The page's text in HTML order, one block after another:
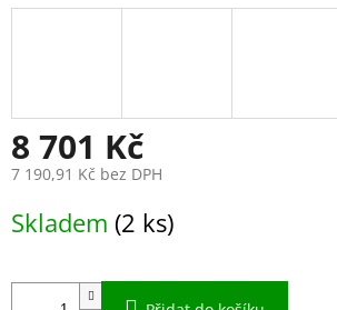
8 701 Kč
7 190,91 Kč bez DPH
cena:
Skladem (2 ks)